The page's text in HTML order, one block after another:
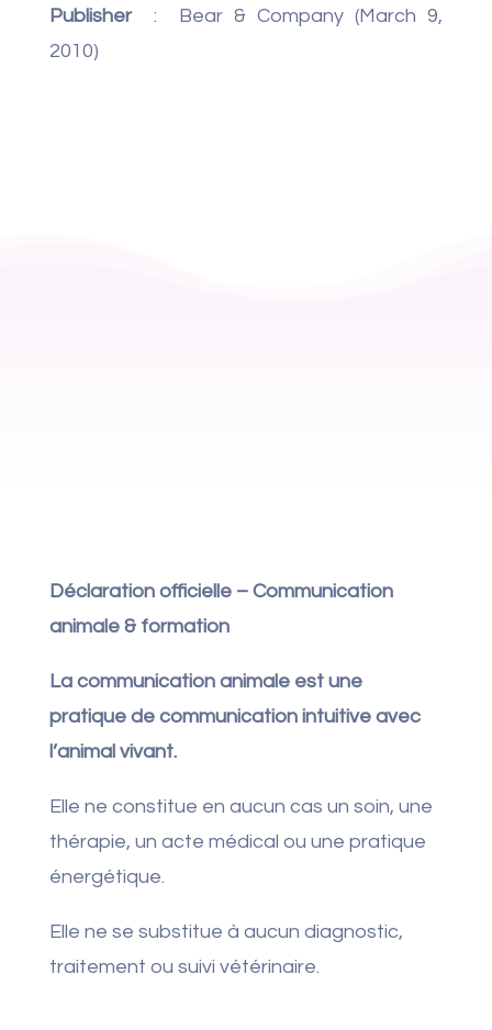
Publisher ‏ : ‎ Bear & Company (March 9,
2010)
Déclaration officielle – Communication
animale & formation
La communication animale est une
pratique de communication intuitive avec
l’animal vivant.
Elle ne constitue en aucun cas un soin, une
thérapie, un acte médical ou une pratique
énergétique.
Elle ne se substitue à aucun diagnostic,
traitement ou suivi vétérinaire.